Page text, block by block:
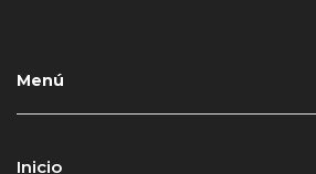
Menú
Inicio